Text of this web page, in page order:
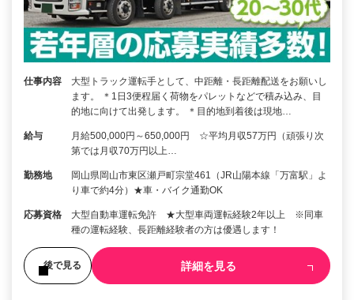
仕事内容
大型トラック運転手として、中距離・長距離配送をお願いし
ます。 ＊1日3便程届く荷物をパレットなどで積み込み、目
的地に向けて出発します。 ＊目的地到着後は現地…
給与
月給500,000円～650,000円 ☆平均月収57万円（頑張り次
第では月収70万円以上…
勤務地
岡山県岡山市東区瀬戸町宗堂461（JR山陽本線「万富駅」よ
り車で約4分）★車・バイク通勤OK
応募資格
大型自動車運転免許 ★大型車両運転経験2年以上 ※同車
種の運転経験、長距離経験者の方は優遇します！
後で見る 詳細を見る